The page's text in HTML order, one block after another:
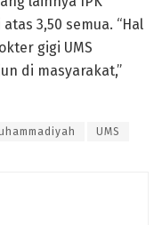
3,50 semua. “Hal
gigi UMS
di masyarakat,”
UMS